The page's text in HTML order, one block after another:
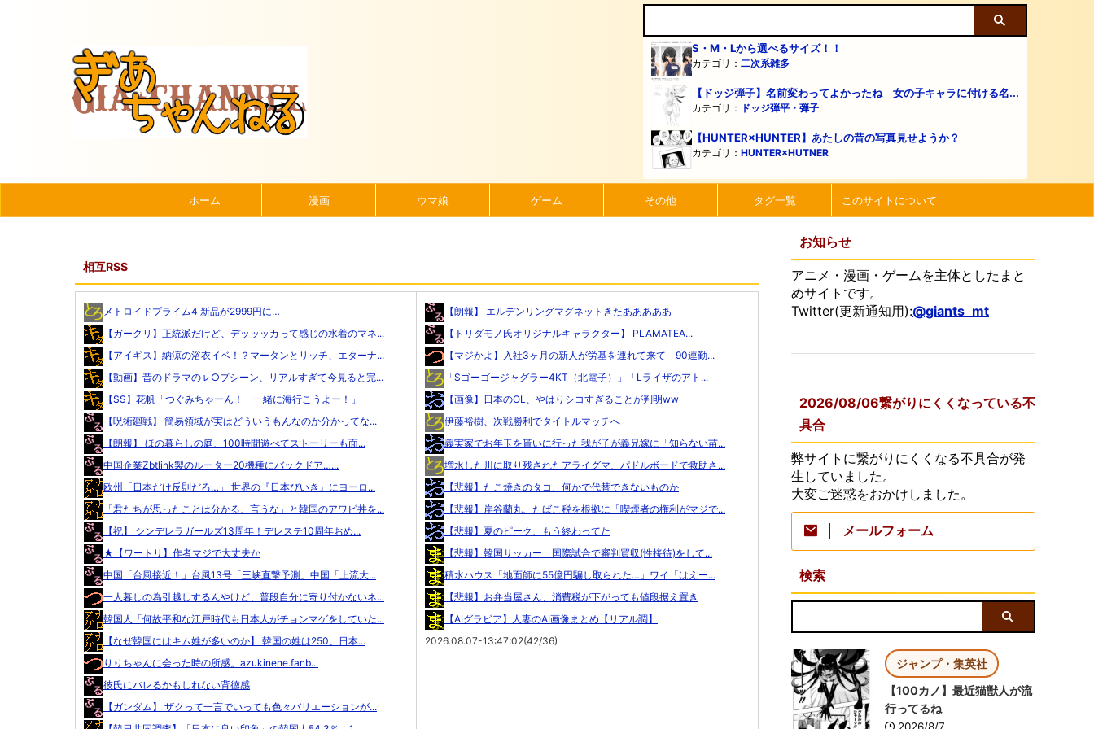
S・M・Lから選べるサイズ！！
カテゴリ： 二次系雑多
【ドッジ弾子】名前変わってよかったね 女の子キャラに付ける名...
カテゴリ： ドッジ弾平・弾子
【HUNTER×HUNTER】あたしの昔の写真見せようか？
カテゴリ： HUNTER×HUTNER
ホーム 漫画 ウマ娘 ゲーム その他 タグ一覧 このサイトについて
相互RSS
メトロイドプライム4 新品が2999円に…
【ガークリ】正統派だけど、デッッッカって感じの水着のマネ...
【アイギス】納涼の浴衣イベ！？マータンとリッチ、エターナ...
【動画】昔のドラマのㇾ○プシーン、リアルすぎて今見ると完...
【SS】花帆「つぐみちゃーん！ 一緒に海行こうよー！」
【呪術廻戦】 簡易領域が実はどういうもんなのか分かってな...
【朗報】 ほの暮らしの庭、100時間遊べてストーリーも面...
中国企業Zbtlink製のルーター20機種にバックドア…...
欧州「日本だけ反則だろ…」 世界の『日本びいき』にヨーロ...
「君たちが思ったことは分かる、言うな」と韓国のアワビ丼を...
【祝】 シンデレラガールズ13周年！デレステ10周年おめ...
★【ワートリ】作者マジで大丈夫か
中国「台風接近！」台風13号「三峡直撃予測」中国「上流大...
一人暮しの為引越しするんやけど、普段自分に寄り付かないネ...
韓国人「何故平和な江戸時代も日本人がチョンマゲをしていた...
【なぜ韓国にはキム姓が多いのか】 韓国の姓は250、日本...
りりちゃんに会った時の所感。azukinene.fanb...
彼氏にバレるかもしれない背徳感
【ガンダム】 ザクって一言でいっても色々バリエーションが...
【朗報】 エルデンリングマグネットきたあああああ
【トリダモノ氏オリジナルキャラクター】 PLAMATEA...
【マジかよ】入社3ヶ月の新人が労基を連れて来て「90連勤...
「Sゴーゴージャグラー4KT（北電子）」「Lライザのアト...
【画像】日本のOL、やはりシコすぎることが判明ww
伊藤裕樹、次戦勝利でタイトルマッチへ
義実家でお年玉を貰いに行った我が子が義兄嫁に「知らない苗...
増水した川に取り残されたアライグマ、パドルボードで救助さ...
【悲報】たこ焼きのタコ、何かで代替できないものか
【悲報】岸谷蘭丸、たばこ税を根拠に「喫煙者の権利がマジで...
【悲報】夏のピーク、もう終わってた
【悲報】韓国サッカー 国際試合で審判買収(性接待)をして...
積水ハウス「地面師に55億円騙し取られた…」ワイ「はえー...
【悲報】お弁当屋さん、消費税が下がっても値段据え置き
【AIグラビア】人妻のAI画像まとめ【リアル調】
2026.08.07-13:47:02(42/36)
お知らせ
アニメ・漫画・ゲームを主体としたまと
めサイトです。
Twitter(更新通知用):@giants_mt
2026/08/06繋がりにくくなっている不
具合
弊サイトに繋がりにくくなる不具合が発
生していました。
大変ご迷惑をおかけしました。
メールフォーム
検索
ジャンプ・集英社
【100カノ】最近猫獣人が流
行ってるね